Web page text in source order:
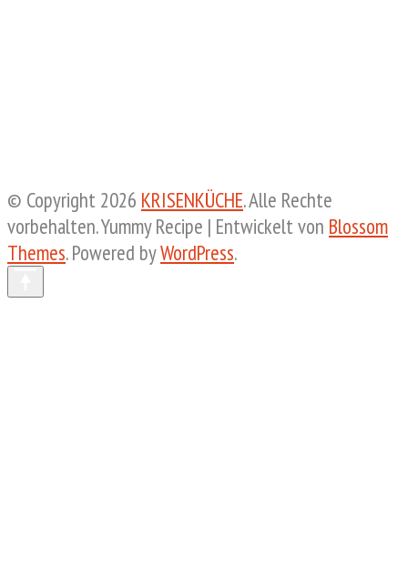
© Copyright 2026 KRISENKÜCHE. Alle Rechte
vorbehalten.Yummy Recipe | Entwickelt von Blossom
Themes. Powered byWordPress.